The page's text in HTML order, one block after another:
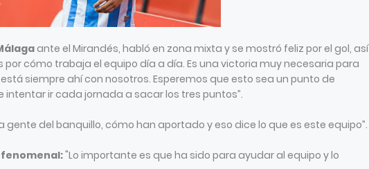
ante el Mirandés, habló en zona mixta y se mostró feliz por el gol, así
por cómo trabaja el equipo día a día. Es una victoria muy necesaria para
siempre ahí con nosotros. Esperemos que esto sea un punto de
intentar ir cada jornada a sacar los tres puntos”.
gente del banquillo, cómo han aportado y eso dice lo que es este equipo”.
"Lo importante es que ha sido para ayudar al equipo y lo